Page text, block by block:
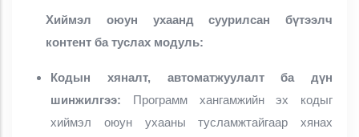
Хиймэл оюун ухаанд суурилсан бүтээлч
контент ба туслах модуль:
Кодын хяналт, автоматжуулалт ба дүн
шинжилгээ:
Программ хангамжийн эх кодыг
хиймэл оюун ухааны тусламжтайгаар хянах